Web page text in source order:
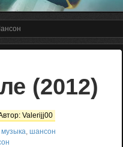
(2012)
Valerijj00
музыка, шансон